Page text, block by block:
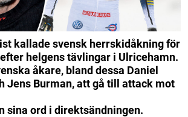
kallade svensk herrskidåkning för
helgens tävlingar i Ulricehamn.
åkare, bland dessa Daniel
Jens Burman, att gå till attack mot
sina ord i direktsändningen.